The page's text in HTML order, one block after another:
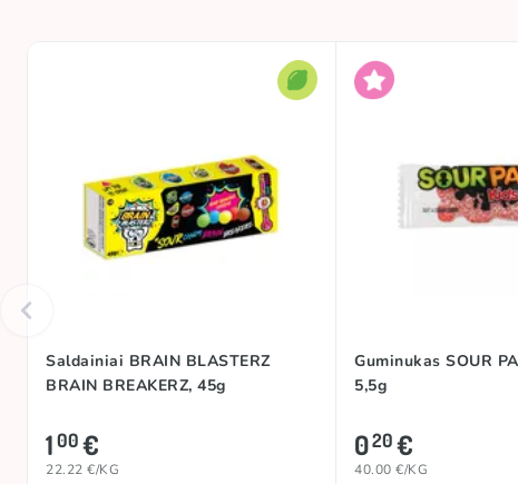
Saldainiai BRAIN BLASTERZ
BRAIN BREAKERZ, 45g
100€
22.22 €/KG
Guminukas SOUR
5,5g
020€
40.00 €/KG